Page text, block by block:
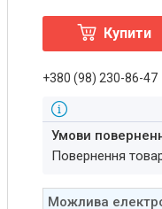
Купити
+380 (98) 230-86-47
повернення